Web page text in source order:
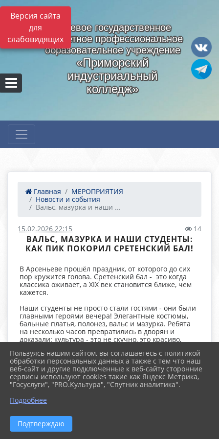
Версия сайта
для
слабовидящих
Краевое государственное
бюджетное профессиональное
образовательное учреждение
«Приморский
индустриальный
колледж»
Главная
МЕРОПРИЯТИЯ
Новости и события
Вальс, мазурка и наши ...
15.02.2026 22:15 14
ВАЛЬС, МАЗУРКА И НАШИ СТУДЕНТЫ:
КАК ПИК ПОКОРИЛ СРЕТЕНСКИЙ БАЛ!
В Арсеньеве прошёл праздник, от которого до сих
пор кружится голова. Сретенский бал - это когда
классика оживает, а XIX век становится ближе, чем
кажется.
Наши студенты не просто стали гостями - они были
главными героями вечера! Элегантные костюмы,
бальные платья, полонез, вальс и мазурка. Ребята
на несколько часов превратились в дворян и
доказали: культура - это не скучно, это красиво,
Бал объединил молодёжь колледжей и школ, а
организовали его Арсеньевская епархия и
Управление образования ко Дню православной
молодёжи и празднику Сретения Господня.
Смотрите, как это было, в новом выпуске
Чувствуете этот вайб? Ставьте ❤️,
на бал!
Пользуясь нашим сайтом, вы соглашаетесь с политикой
обработки персональных данных а также с тем что наш
веб-сайт и другие подключенные к веб-сайту сторонние
сервисы используют cookies такие как Яндекс Метрика,
"Госуслуги", "PRO.Культура", "Спутник аналитика".
Подробнее
Подтверждаю